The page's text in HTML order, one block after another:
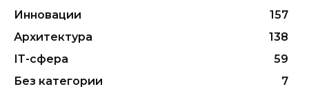
Инновации
157
Архитектура
138
ІТ-сфера
59
Без категории
7